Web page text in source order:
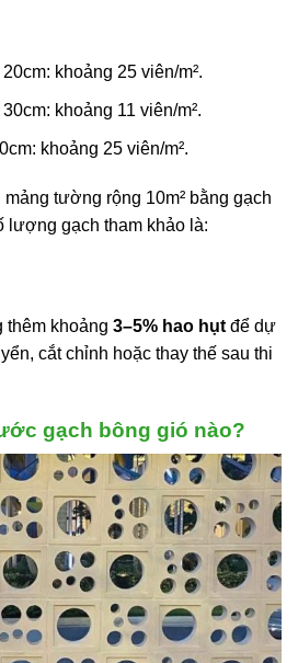
khoảng 25 viên/m².
khoảng 11 viên/m².
khoảng 25 viên/m².
tường rộng 10m² bằng gạch
lượng gạch tham khảo là:
thêm khoảng 3–5% hao hụt để dự
cắt chỉnh hoặc thay thế sau thi
gạch bông gió nào?